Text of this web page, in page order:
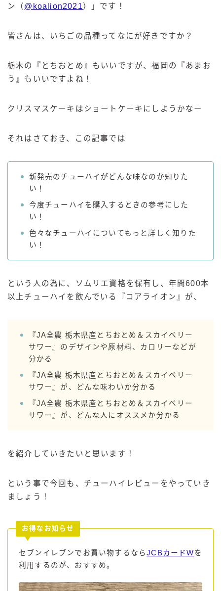
ー196℃ 瞬間凍結
CRAFT－196℃
ほろよい
BAR Pomum（バー・ポームム）
トリスハイボール
GREEN1/2（グリーンハーフ）
贅沢搾り
樽ハイ倶楽部
ザ・レモンクラフト
ザ・カクテルクラフト
Slat(すらっと）
月庵
FRUITZER (フルーツァー）
三ツ星グレフルサワー
99.99（フォーナイン）
男梅サワー
愛のスコールホワイトサワー
宝焼酎のお茶割りシリーズ
極上フルーツサワー
タンチュー
ン（ @koalion2021）」です！
皆さんは、いちごの品種ってなにが好きですか？
栃木の『とちおとめ』もいいですが、福岡の『あまお
う』もいいですよね！
クリスマスケーキはショートケーキにしようかなー
それはさておき、この記事では
新発売のチューハイがどんな味なのか知りた
い！
今度チューハイを購入するときの参考にした
い！
色々なチューハイについてもっと詳しく知りた
い！
という人の為に、ソムリエ資格を保有し、年間600本
以上チューハイを飲んでいる『コアライオン』が、
『JA全農 栃木県産とちおとめ＆スカイベリー
サワー』のデザインや原材料、カロリーなどが
分かる
『JA全農 栃木県産とちおとめ＆スカイベリー
サワー』が、どんな味わいか分かる
『JA全農 栃木県産とちおとめ＆スカイベリー
サワー』が、どんな人にオススメか分かる
を紹介していきたいと思います！
という事で今回も、チューハイレビューをやっていき
ましょう！
お得なお知らせ
セブンイレブンでお買い物するならJCBカードWを
利用するのが、おすすめ。